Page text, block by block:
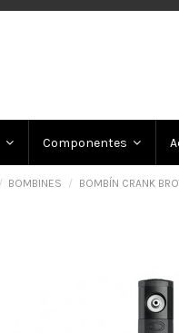
Componentes
BOMBINES BOMBÍN CRANK